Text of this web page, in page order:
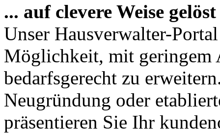
... auf clevere Weise gelöst
Unser Hausverwalter-
Möglichkeit, mit geringem
bedarfsgerecht zu
Neugründung oder
präsentieren Sie Ihr